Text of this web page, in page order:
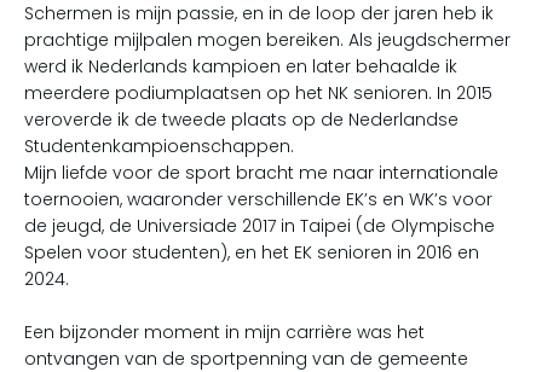
Schermen is mijn passie, en in de loop der jaren heb ik
prachtige mijlpalen mogen bereiken. Als jeugdschermer
werd ik Nederlands kampioen en later behaalde ik
meerdere podiumplaatsen op het NK senioren. In 2015
veroverde ik de tweede plaats op de Nederlandse
Studentenkampioenschappen.
Mijn liefde voor de sport bracht me naar internationale
toernooien, waaronder verschillende EK’s en WK’s voor
de jeugd, de Universiade 2017 in Taipei (de Olympische
Spelen voor studenten), en het EK senioren in 2016 en
2024.
Een bijzonder moment in mijn carrière was het
ontvangen van de sportpenning van de gemeente